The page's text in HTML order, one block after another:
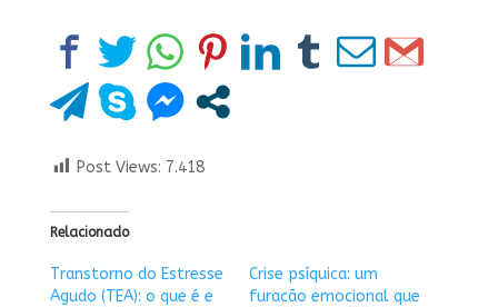
Post Views: 7.418
Relacionado
Transtorno do Estresse
Agudo (TEA): o que é e
Crise psíquica: um
furacão emocional que